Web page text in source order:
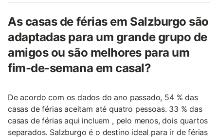
As casas de férias em Salzburgo são
adaptadas para um grande grupo de
amigos ou são melhores para um
fim-de-semana em casal?
De acordo com os dados do ano passado, 54 % das
casas de férias aceitam até quatro pessoas. 33 % das
casas de férias aqui incluem , pelo menos, dois quartos
separados. Salzburgo é o destino ideal para ir de férias